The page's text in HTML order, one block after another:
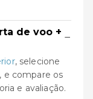
de voo + −
, selecione
e compare os
e avaliação.